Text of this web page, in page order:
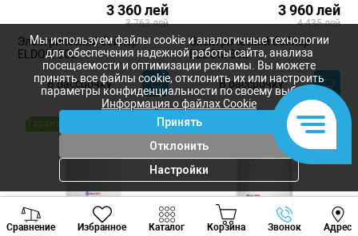
3 360 лей
3 763 лей
Электрический бойлер
ELDOM 50L
В рассрочку
3 960 лей
4 435 лей
Электрический бойлер
ELDOM 80L
В рассрочку
Гарантия 2 года Гарантия 2 года
Сравнение Избранное Каталог Корзина Звонок Адрес
Viber Whatsapp
Мы используем файлы cookie и аналогичные технологии
для обеспечения надежной работы сайта, анализа
посещаемости и оптимизации рекламы. Вы можете
принять все файлы cookie, отклонить их или настроить
параметры конфиденциальности по своему выбору.
Информация о файлах Cookie
Принять
Отклонить
Настройки